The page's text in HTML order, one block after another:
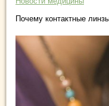
Почему контактные